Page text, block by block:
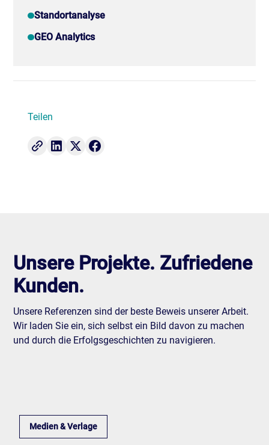
Standortanalyse
GEO Analytics
Teilen
Unsere Projekte. Zufriedene
Kunden.
Unsere Referenzen sind der beste Beweis unserer Arbeit.
Wir laden Sie ein, sich selbst ein Bild davon zu machen
und durch die Erfolgsgeschichten zu navigieren.
Medien & Verlage